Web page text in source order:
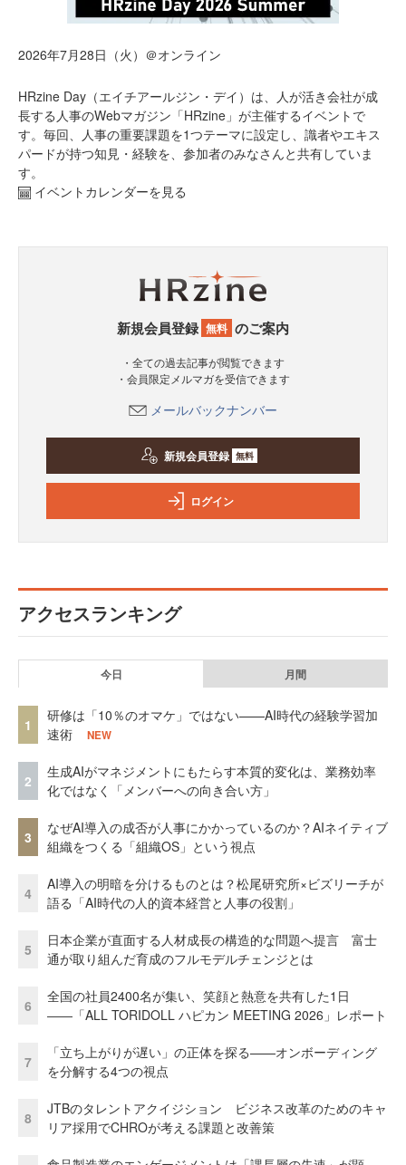
2026年7月28日（火）＠オンライン
HRzine Day（エイチアールジン・デイ）は、人が活き会社が成
長する人事のWebマガジン「HRzine」が主催するイベントで
す。毎回、人事の重要課題を1つテーマに設定し、識者やエキス
パードが持つ知見・経験を、参加者のみなさんと共有していま
す。
イベントカレンダーを見る
新規会員登録 無料 のご案内
・全ての過去記事が閲覧できます
・会員限定メルマガを受信できます
メールバックナンバー
新規会員登録 無料
ログイン
アクセスランキング
今日 月間
1
研修は「10％のオマケ」ではない——AI時代の経験学習加
速術
NEW
2
生成AIがマネジメントにもたらす本質的変化は、業務効率
化ではなく「メンバーへの向き合い方」
3
なぜAI導入の成否が人事にかかっているのか？AIネイティブ
組織をつくる「組織OS」という視点
4
AI導入の明暗を分けるものとは？松尾研究所×ビズリーチが
語る「AI時代の人的資本経営と人事の役割」
5
日本企業が直面する人材成長の構造的な問題へ提言 富士
通が取り組んだ育成のフルモデルチェンジとは
6
全国の社員2400名が集い、笑顔と熱意を共有した1日
――「ALL TORIDOLL ハピカン MEETING 2026」レポート
7
「立ち上がりが遅い」の正体を探る——オンボーディング
を分解する4つの視点
8
JTBのタレントアクイジション ビジネス改革のためのキャ
リア採用でCHROが考える課題と改善策